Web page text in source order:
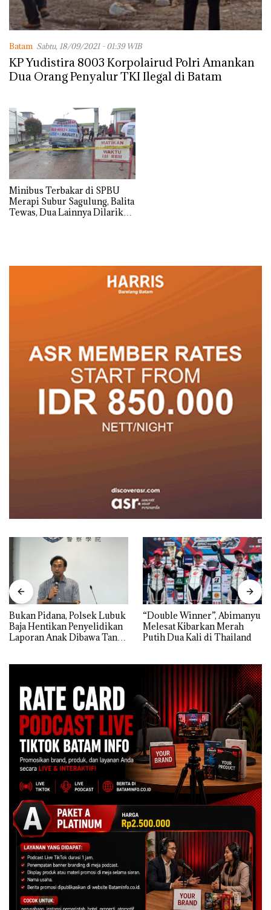
Batam Sabtu, 18/09/2021 - 01:39 WIB
KP Yudistira 8003 Korpolairud Polri Amankan
Dua Orang Penyalur TKI Ilegal di Batam
Minibus Terbakar di SPBU
Merapi Subur Sagulung, Balita
Tewas, Dua Lainnya Dilarikan
Bukan Pidana, Polsek Lubuk
Baja Hentikan Penyelidikan
Laporan Anak Dibawa Tanpa
“Double Winner”, Abimanyu
Melesat Kibarkan Merah
Putih Dua Kali di Thailand